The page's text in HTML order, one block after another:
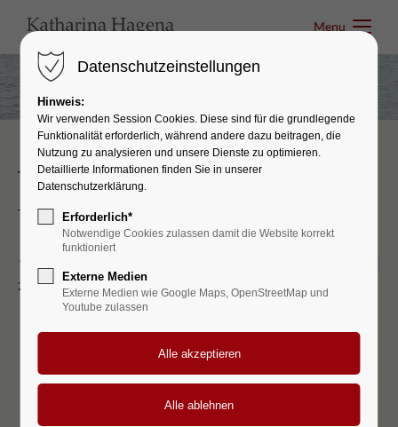
Menu
Termine
17Sep
2013
Premiere der Verfilmung "Der Geschmack
von Apfelkernen" im Kino
Regie: Vivian Naefe
Darsteller: Hannah Herzsprung, Marie
Datenschutzeinstellungen
Hinweis:
Wir verwenden Session Cookies. Diese sind für die grundlegende
Funktionalität erforderlich, während andere dazu beitragen, die
Nutzung zu analysieren und unsere Dienste zu optimieren.
Detaillierte Informationen finden Sie in unserer
Datenschutzerklärung.
Erforderlich*
Notwendige Cookies zulassen damit die Website korrekt
funktioniert
Externe Medien
Externe Medien wie Google Maps, OpenStreetMap und
Youtube zulassen
Menu